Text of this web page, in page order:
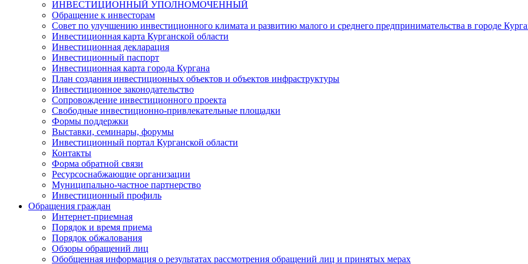
ИНВЕСТИЦИОННЫЙ УПОЛНОМОЧЕННЫЙ
Обращение к инвесторам
Совет по улучшению инвестиционного климата и развитию малого и среднего предпринимательства в городе
Инвестиционная карта Курганской области
Инвестиционная декларация
Инвестиционный паспорт
Инвестиционная карта города Кургана
План создания инвестиционных объектов и объектов инфраструктуры
Инвестиционное законодательство
Сопровождение инвестиционного проекта
Свободные инвестиционно-привлекательные площадки
Формы поддержки
Выставки, семинары, форумы
Инвестиционный портал Курганской области
Контакты
Форма обратной связи
Ресурсоснабжающие организации
Муниципально-частное партнерство
Инвестиционный профиль
Обращения граждан
Интернет-приемная
Порядок и время приема
Порядок обжалования
Обзоры обращений лиц
Обобщенная информация о результатах рассмотрения обращений лиц и принятых мерах